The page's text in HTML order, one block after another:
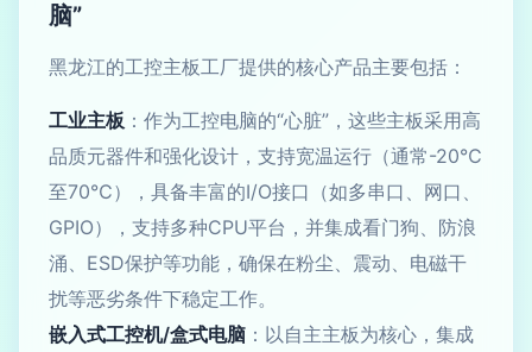
脑”
黑龙江的工控主板工厂提供的核心产品主要包括：
工业主板 ：作为工控电脑的“心脏”，这些主板采用高
品质元器件和强化设计，支持宽温运行（通常-20℃
至70℃），具备丰富的I/O接口（如多串口、网口、
GPIO），支持多种CPU平台，并集成看门狗、防浪
涌、ESD保护等功能，确保在粉尘、震动、电磁干
扰等恶劣条件下稳定工作。
嵌入式工控机/盒式电脑 ：以自主主板为核心，集成